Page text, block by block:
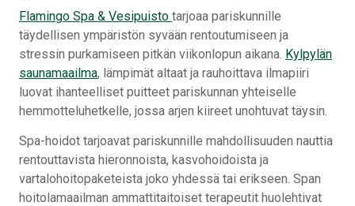
Flamingo Spa & Vesipuisto tarjoaa pariskunnille
täydellisen ympäristön syvään rentoutumiseen ja
stressin purkamiseen pitkän viikonlopun aikana. Kylpylän
saunamaailma, lämpimät altaat ja rauhoittava ilmapiiri
luovat ihanteelliset puitteet pariskunnan yhteiselle
hemmotteluhetkelle, jossa arjen kiireet unohtuvat täysin.
Spa-hoidot tarjoavat pariskunnille mahdollisuuden nauttia
rentouttavista hieronnoista, kasvohoidoista ja
vartalohoitopaketeista joko yhdessä tai erikseen. Span
hoitolamaailman ammattitaitoiset terapeutit huolehtivat